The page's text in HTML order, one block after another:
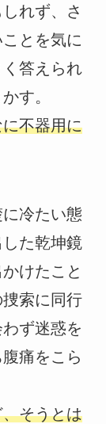
れず、さ
とを気に
答えられ
す。
不器用に
冷たい態
た乾坤鏡
けたこと
索に同行
ず迷惑を
痛をこら
そうとは